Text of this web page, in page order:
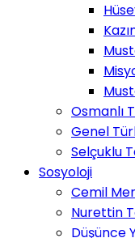
Osmanlı
Genel
Selçuklu
Sosyoloji
Cemil
Nurettin
Düşünce